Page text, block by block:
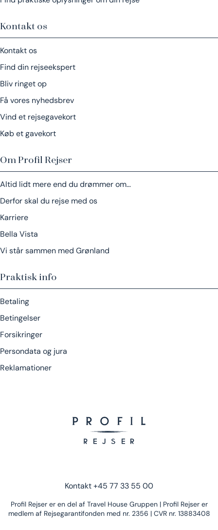
Kontakt os
Kontakt os
Find din rejseekspert
Bliv ringet op
Få vores nyhedsbrev
Vind et rejsegavekort
Køb et gavekort
Om Profil Rejser
Altid lidt mere end du drømmer om…
Derfor skal du rejse med os
Karriere
Bella Vista
Vi står sammen med Grønland
Praktisk info
Betaling
Betingelser
Forsikringer
Persondata og jura
Reklamationer
Kontakt+45 77 33 55 00
Profil Rejser er en del af Travel House Gruppen | Profil Rejser er
medlem af Rejsegarantifonden med nr. 2356 | CVR nr. 13883408